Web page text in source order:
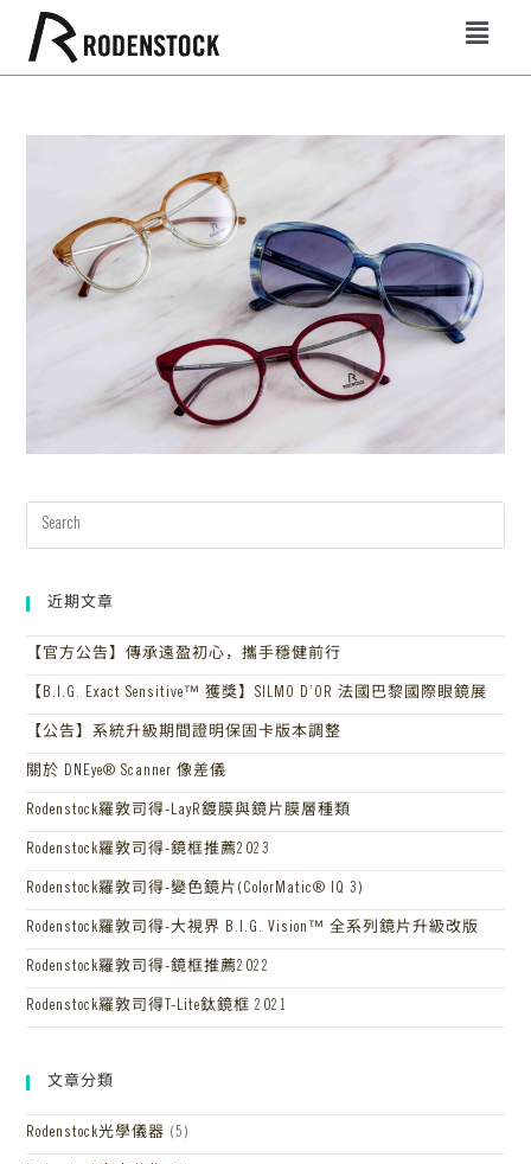
近期文章
【官方公告】傳承遠盈初心，攜手穩健前行
【B.I.G. Exact Sensitive™ 獲獎】SILMO D’OR 法國巴黎國際眼鏡展
【公告】系統升級期間證明保固卡版本調整
關於 DNEye® Scanner 像差儀
Rodenstock羅敦司得-LayR鍍膜與鏡片膜層種類
Rodenstock羅敦司得-鏡框推薦2023
Rodenstock羅敦司得-變色鏡片(ColorMatic® IQ 3)
Rodenstock羅敦司得-大視界 B.I.G. Vision™ 全系列鏡片升級改版
Rodenstock羅敦司得-鏡框推薦2022
Rodenstock羅敦司得T-Lite鈦鏡框 2021
文章分類
Rodenstock光學儀器 (5)